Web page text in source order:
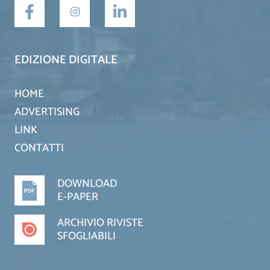
EDIZIONE DIGITALE
HOME
ADVERTISING
LINK
CONTATTI
DOWNLOAD
E-PAPER
ARCHIVIO RIVISTE
SFOGLIABILI